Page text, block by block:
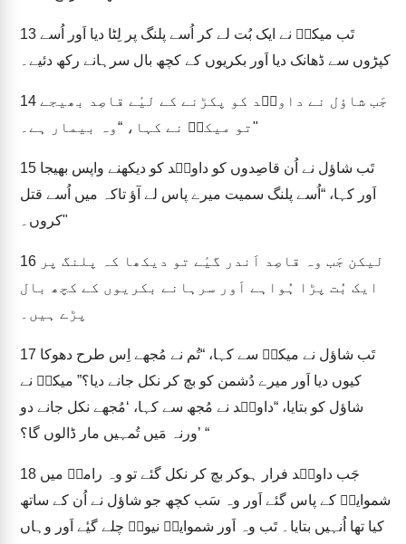
13
کپڑوں سے ڈھانک دیا اَور بکریوں کے کچھ بال سرہانے رکھ دئیے۔
14
تو میکلؔ نے کہا، “وہ بیمار ہے۔"
15
اَور کہا، “اُسے پلنگ سمیت میرے پاس لے آؤ تاکہ میں اُسے قتل
کروں۔"
16
ایک بُت پڑا ہُواہے اَور سرہانے بکریوں کے کچھ بال
پڑے ہیں۔
17
کیوں دیا اَور میرے دُشمن کو بچ کر نکل جانے دیا؟” میکلؔ نے
شاؤل کو بتایا، “داویؔد نے مُجھ سے کہا، ‘مُجھے نکل جانے دو
ورنہ مَیں تُمہیں مار ڈالوں گا؟’ “
18
شموایلؔ کے پاس گئے اَور وہ سَب کچھ جو شاؤل نے اُن کے ساتھ
کیا تھا اُنہیں بتایا۔ تَب وہ اَور شموایلؔ نیوتؔ چلے گیٔے اَور وہاں